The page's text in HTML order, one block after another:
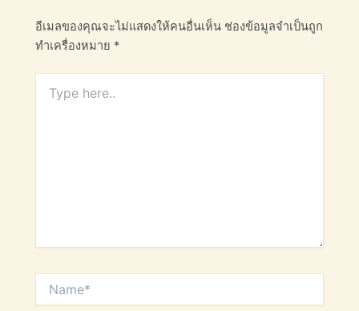
อีเมลของคุณจะไม่แสดงให้คนอื่นเห็น ช่องข้อมูลจำเป็นถูก
ทำเครื่องหมาย *
here..